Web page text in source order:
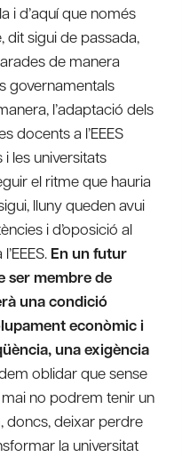
i d’aquí que només
dit sigui de passada,
de manera
governamentals
l’adaptació dels
docents a l’EEES
i les universitats
el ritme que hauria
lluny queden avui
i d’oposició al
En un futur
ser membre de
una condició
econòmic i
una exigència
oblidar que sense
no podrem tenir un
doncs, deixar perdre
la universitat